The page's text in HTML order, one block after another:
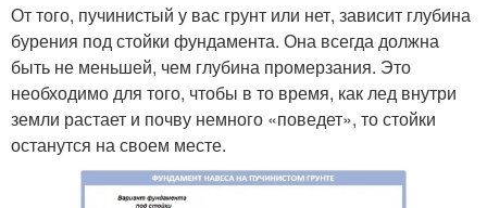
От того, пучинистый у вас грунт или нет, зависит глубина
бурения под стойки фундамента. Она всегда должна
быть не меньшей, чем глубина промерзания. Это
необходимо для того, чтобы в то время, как лед внутри
земли растает и почву немного «поведет», то стойки
останутся на своем месте.